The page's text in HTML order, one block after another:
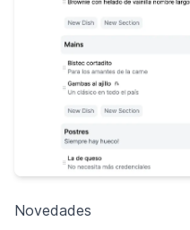
Novedades